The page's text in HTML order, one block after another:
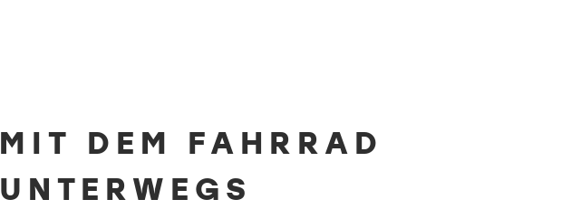
MIT DEM FAHRRAD
UNTERWEGS